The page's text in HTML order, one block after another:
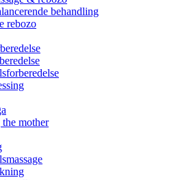
behandling
rebozo
mother